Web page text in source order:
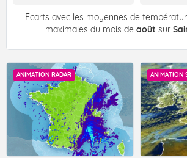
Écarts avec les moyennes de
maximales du mois de août sur
ANIMATION RADAR ANIMATION